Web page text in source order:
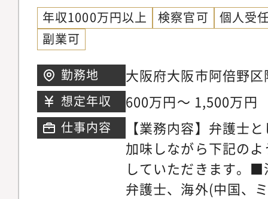
以上に大きく切り込
ます。【サポート制
事務所では業務支援
研修実施やオフィス
おります。領域が広
領域についてミスマ
やかなサポート体制
リアステップについ
士が多くの案件に専
き、短期間で弁護士
事ができる環境です
マーケティング・営
事務所では各専門チ
の段階から弁護士が
います。マーケティ
年収1000万円以上 検察官可
個人受
副業可
勤務地
大阪府大阪市阿倍野
ビル5階※希望考慮の
想定年収 600万円～ 1,500万円
仕事内容
【業務内容】弁護士
加味しながら下記の
していただきます。
弁護士、海外(中国、